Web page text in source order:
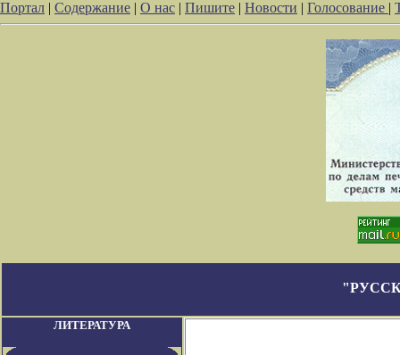
Портал | Содержание | О нас | Пишите | Новости | Голосование |
ЛИТЕРАТУРА